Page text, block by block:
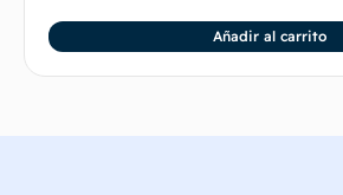
Añadir al carrito